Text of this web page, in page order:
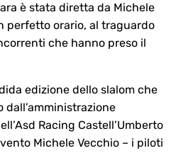
è stata diretta da Michele
perfetto orario, al traguardo
che hanno preso il
edizione dello slalom che
Racing Castell’Umberto
Michele Vecchio – i piloti